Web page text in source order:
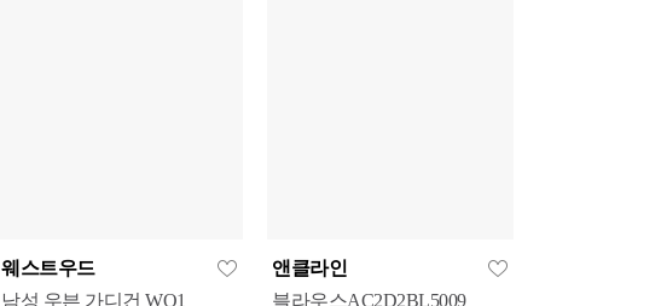
웨스트우드
남성 우븐 가디건 WO1
앤클라인
블라우스AC2D2BL5009